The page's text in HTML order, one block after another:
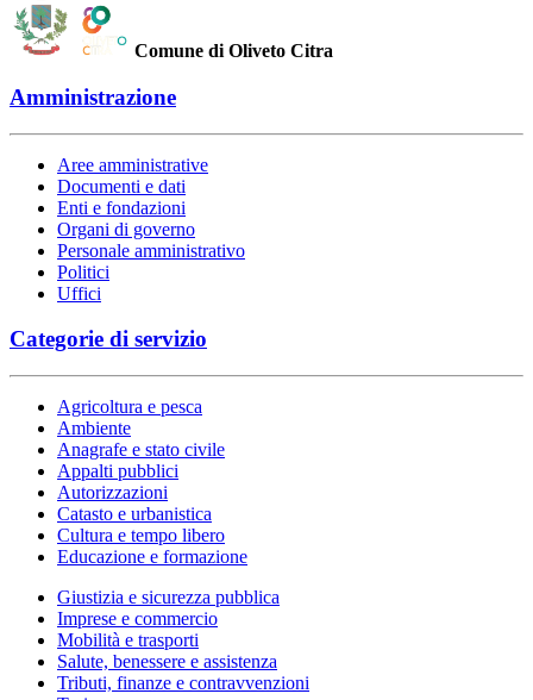
Comune di Oliveto Citra
Amministrazione
Aree amministrative
Documenti e dati
Enti e fondazioni
Organi di governo
Personale amministrativo
Politici
Uffici
Categorie di servizio
Agricoltura e pesca
Ambiente
Anagrafe e stato civile
Appalti pubblici
Autorizzazioni
Catasto e urbanistica
Cultura e tempo libero
Educazione e formazione
Giustizia e sicurezza pubblica
Imprese e commercio
Mobilità e trasporti
Salute, benessere e assistenza
Tributi, finanze e contravvenzioni